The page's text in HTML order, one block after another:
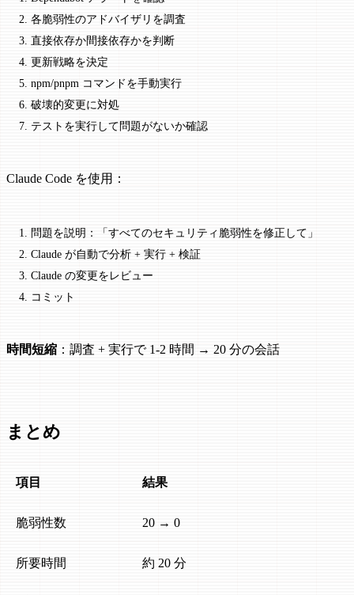
2. 各脆弱性のアドバイザリを調査
3. 直接依存か間接依存かを判断
4. 更新戦略を決定
5. npm/pnpm コマンドを手動実行
6. 破壊的変更に対処
7. テストを実行して問題がないか確認
Claude Code を使用：
1. 問題を説明：「すべてのセキュリティ脆弱性を修正して」
2. Claude が自動で分析 + 実行 + 検証
3. Claude の変更をレビュー
4. コミット
時間短縮 ：調査 + 実行で 1-2 時間 → 20 分の会話
まとめ
項目 結果
脆弱性数 20 → 0
所要時間 約 20 分